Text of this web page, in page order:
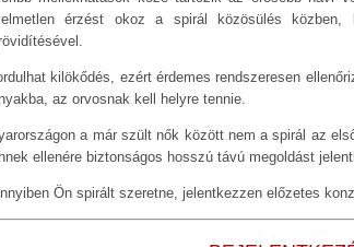
érzést okoz a spirál közösülés
kilökődés, ezért érdemes rendszeresen
az orvosnak kell helyre tennie.
a már szült nők között nem a spirál az
ellenére biztonságos hosszú távú megoldást
Ön spirált szeretne, jelentkezzen előzetes